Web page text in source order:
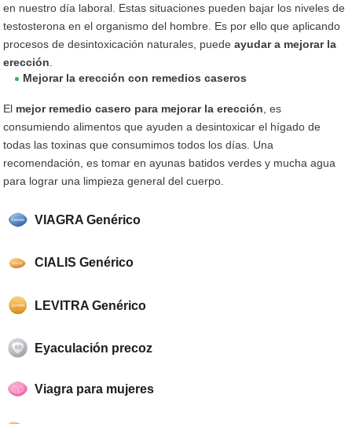
VIAGRA Genérico
CIALIS Genérico
LEVITRA Genérico
Eyaculación precoz
Viagra para mujeres
en nuestro día laboral. Estas situaciones pueden bajar los niveles de
testosterona en el organismo del hombre. Es por ello que aplicando
procesos de desintoxicación naturales, puedeayudar a mejorar la
erección.
Mejorar la erección con remedios caseros
El mejor remedio casero para mejorar la erección, es
consumiendo alimentos que ayuden a desintoxicar el hígado de
todas las toxinas que consumimos todos los días. Una
recomendación, es tomar en ayunas batidos verdes y mucha agua
para lograr una limpieza general del cuerpo.